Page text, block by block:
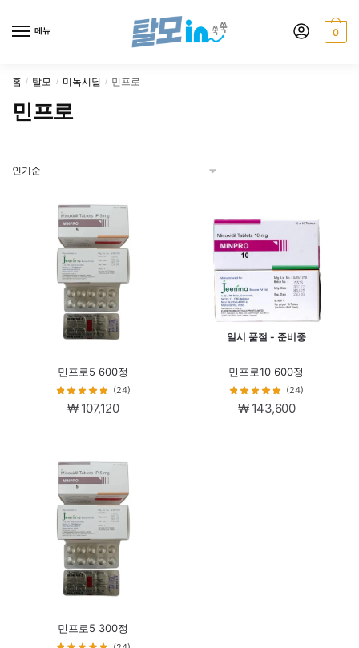
메뉴 0
홈 / 탈모 / 미녹시딜 / 민프로
민프로
민프로5 600정
(24)
₩107,120
일시 품절 - 준비중
민프로10 600정
(24)
₩143,600
민프로5 300정